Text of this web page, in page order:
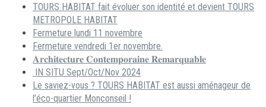
TOURS HABITAT fait évoluer son identité et devient TOURS
METROPOLE HABITAT
Fermeture lundi 11 novembre
Fermeture vendredi 1er novembre.
𝐀𝐫𝐜𝐡𝐢𝐭𝐞𝐜𝐭𝐮𝐫𝐞 𝐂𝐨𝐧𝐭𝐞𝐦𝐩𝐨𝐫𝐚𝐢𝐧𝐞 𝐑𝐞𝐦𝐚𝐫𝐪𝐮𝐚𝐛𝐥𝐞
IN SITU Sept/Oct/Nov 2024
Le saviez-vous ? TOURS HABITAT est aussi aménageur de
l’éco-quartier Monconseil !